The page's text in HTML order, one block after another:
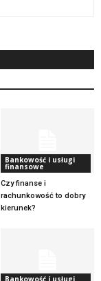
Bankowość i usługi
finansowe
Czy finanse i
rachunkowość to dobry
kierunek?
Bankowość i usługi